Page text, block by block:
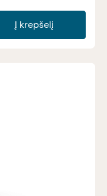
Į krepšelį